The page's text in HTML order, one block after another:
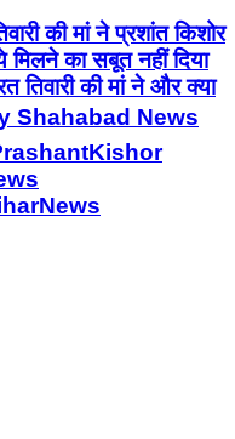
की मां ने प्रशांत किशोर
का सबूत नहीं दिया
तिवारी की मां ने और क्या
Shahabad News